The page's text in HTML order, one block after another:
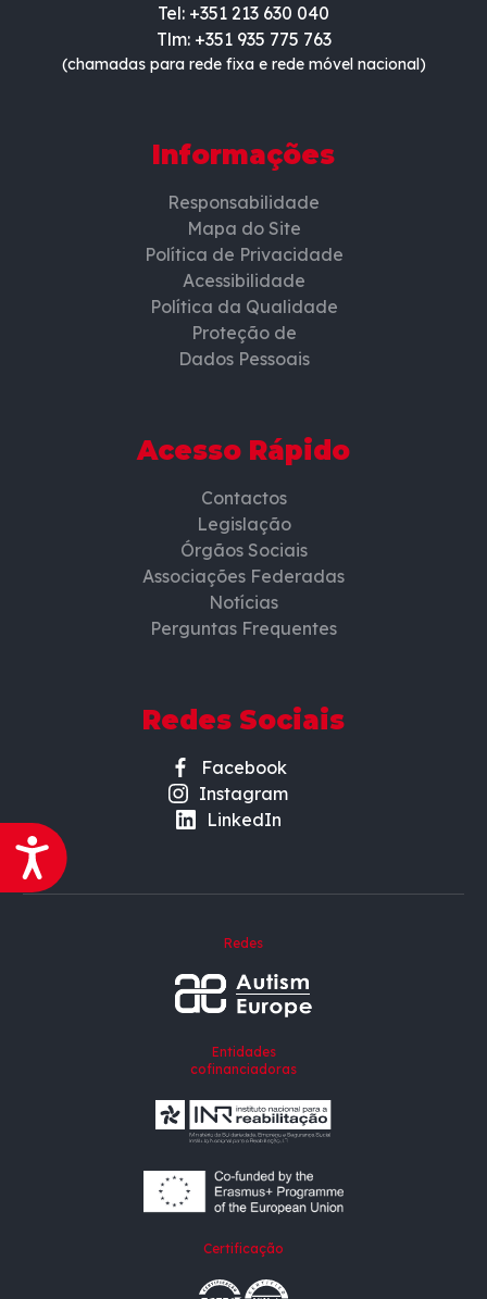
Acessibilidade
Tel: +351 213 630 040
Tlm: +351 935 775 763
(chamadas para rede fixa e rede móvel nacional)
Informações
Responsabilidade
Mapa do Site
Política de Privacidade
Acessibilidade
Política da Qualidade
Proteção de
Dados Pessoais
Acesso Rápido
Contactos
Legislação
Órgãos Sociais
Associações Federadas
Notícias
Perguntas Frequentes
Redes Sociais
Facebook
Instagram
LinkedIn
Redes
Entidades
cofinanciadoras
Certificação